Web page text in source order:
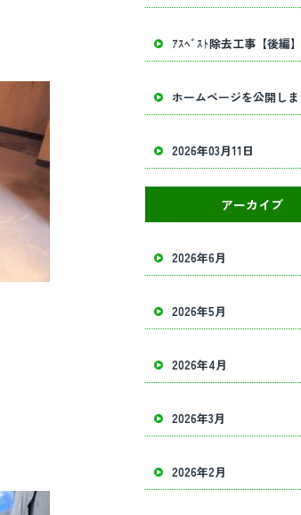
ｱｽﾍﾞｽﾄ除去工事【後編】
ホームページを公開しま
2026年03月11日
アーカイブ
2026年6月
2026年5月
2026年4月
2026年3月
2026年2月